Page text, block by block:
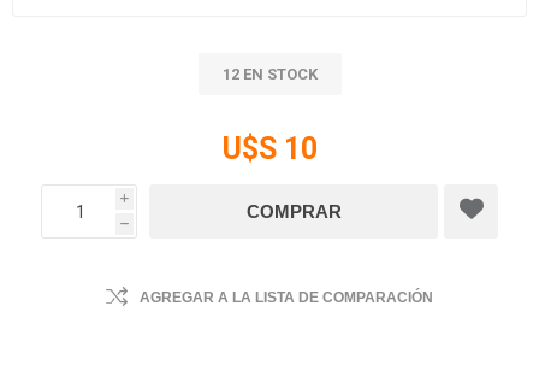
12 EN STOCK
U$S 10
i
h
AGREGAR A LA LISTA DE COMPARACIÓN